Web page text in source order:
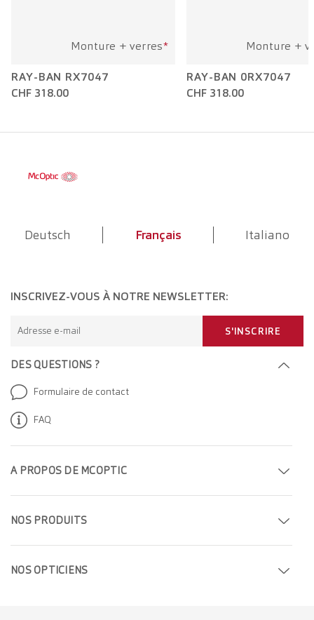
Monture + verres*
RAY-BAN RX7047
CHF 318.00
Monture +
RAY-BAN 0RX7047
CHF 318.00
Deutsch Français Italiano
A PROPOS DE MCOPTIC
Prendre rendez-vous
Trouver un magasin
Carrière
NOS PRODUITS
Lunettes de vue
Lunettes de soleil
NOS OPTICIENS
DES QUESTIONS ?
Formulaire de contact
FAQ
INSCRIVEZ-VOUS À NOTRE NEWSLETTER:
Adresse e-mail S'INSCRIRE